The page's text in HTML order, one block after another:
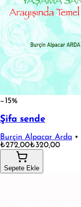
−15%
Şifa sende
Burçin Alpacar Arda •
₺272,00₺320,00
Sepete Ekle